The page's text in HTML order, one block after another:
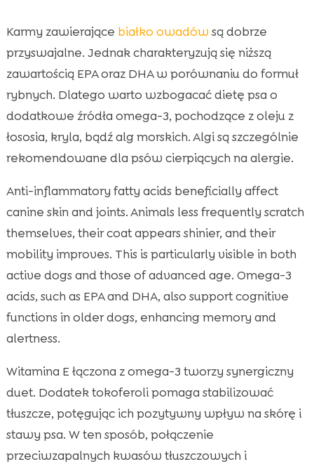
Karmy zawierające białko owadów są dobrze
przyswajalne. Jednak charakteryzują się niższą
zawartością EPA oraz DHA w porównaniu do formuł
rybnych. Dlatego warto wzbogacać dietę psa o
dodatkowe źródła omega-3, pochodzące z oleju z
łososia, kryla, bądź alg morskich. Algi są szczególnie
rekomendowane dla psów cierpiących na alergie.
Anti-inflammatory fatty acids beneficially affect
canine skin and joints. Animals less frequently scratch
themselves, their coat appears shinier, and their
mobility improves. This is particularly visible in both
active dogs and those of advanced age. Omega-3
acids, such as EPA and DHA, also support cognitive
functions in older dogs, enhancing memory and
alertness.
Witamina E łączona z omega-3 tworzy synergiczny
duet. Dodatek tokoferoli pomaga stabilizować
tłuszcze, potęgując ich pozytywny wpływ na skórę i
stawy psa. W ten sposób, połączenie
przeciwzapalnych kwasów tłuszczowych i